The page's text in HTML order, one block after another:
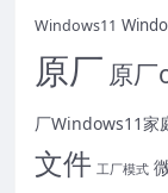
Windows11
原厂 原
厂Windows11家
文件 工厂模式